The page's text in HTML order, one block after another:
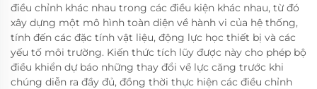
điều chỉnh khác nhau trong các điều kiện khác nhau, từ đó
xây dựng một mô hình toàn diện về hành vi của hệ thống,
tính đến các đặc tính vật liệu, động lực học thiết bị và các
yếu tố môi trường. Kiến thức tích lũy được này cho phép bộ
điều khiển dự báo những thay đổi về lực căng trước khi
chúng diễn ra đầy đủ, đồng thời thực hiện các điều chỉnh